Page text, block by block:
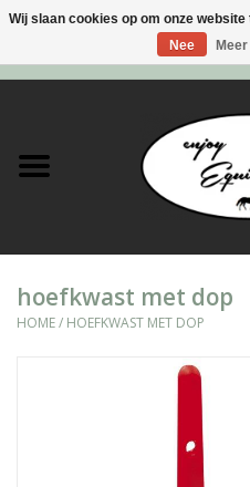
Stal en meer
Ruiter
hoefkwast met dop
HOME/ HOEFKWAST MET DOP
Wij slaan cookies op om onze
Nee